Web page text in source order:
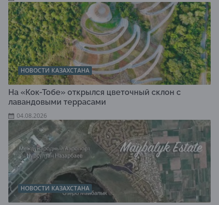
НОВОСТИ КАЗАХСТАНА
На «Кок-Тобе» открылся цветочный склон с
лавандовыми террасами
04.08.2026
НОВОСТИ КАЗАХСТАНА